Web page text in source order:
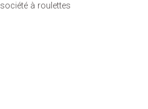
société à roulettes